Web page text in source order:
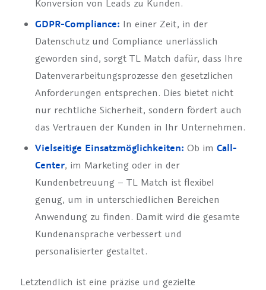
Konversion von Leads zu Kunden.
GDPR-Compliance: In einer Zeit, in der
Datenschutz und Compliance unerlässlich
geworden sind, sorgt TL Match dafür, dass Ihre
Datenverarbeitungsprozesse den gesetzlichen
Anforderungen entsprechen. Dies bietet nicht
nur rechtliche Sicherheit, sondern fördert auch
das Vertrauen der Kunden in Ihr Unternehmen.
Vielseitige Einsatzmöglichkeiten: Ob im Call-
Center, im Marketing oder in der
Kundenbetreuung – TL Match ist flexibel
genug, um in unterschiedlichen Bereichen
Anwendung zu finden. Damit wird die gesamte
Kundenansprache verbessert und
personalisierter gestaltet.
Letztendlich ist eine präzise und gezielte